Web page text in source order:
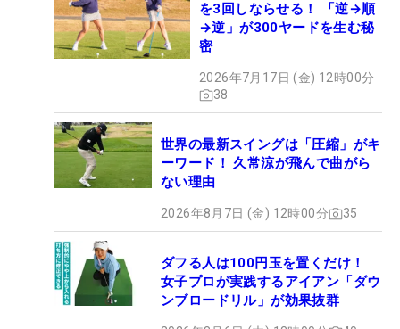
を3回しならせる！ 「逆→順
→逆」が300ヤードを生む秘
密
2026年7月17日 (金) 12時00分
38
世界の最新スイングは「圧縮」がキ
ーワード！ 久常涼が飛んで曲がら
ない理由
2026年8月7日 (金) 12時00分 35
ダフる人は100円玉を置くだけ！
女子プロが実践するアイアン「ダウ
ンブロードリル」が効果抜群